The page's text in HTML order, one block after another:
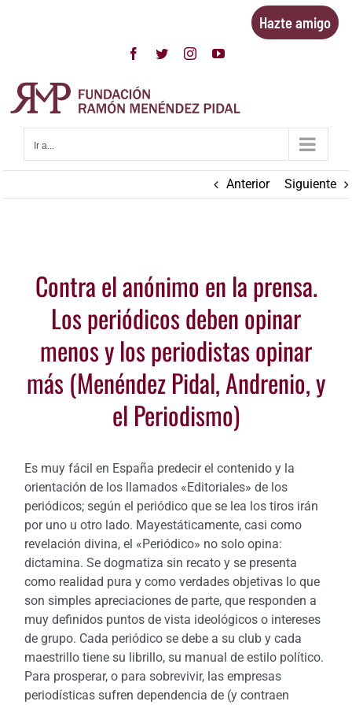
Hazte amigo
Facebook
TwitterInstagramYouTube
Ir a...
Anterior Siguiente
imagenContra el anónimo en la prensa.
Los periódicos deben opinar
menos y los periodistas opinar
más (Menéndez Pidal, Andrenio, y
el Periodismo)
Es muy fácil en España predecir el contenido y la
orientación de los llamados «Editoriales» de los
periódicos; según el periódico que se lea los tiros irán
por uno u otro lado. Mayestáticamente, casi como
revelación divina, el «Periódico» no solo opina:
dictamina. Se dogmatiza sin recato y se presenta
como realidad pura y como verdades objetivas lo que
son simples apreciaciones de parte, que responden a
muy definidos puntos de vista ideológicos o intereses
de grupo. Cada periódico se debe a su club y cada
maestrillo tiene su librillo, su manual de estilo político.
Para prosperar, o para sobrevivir, las empresas
periodísticas sufren dependencia de (y contraen